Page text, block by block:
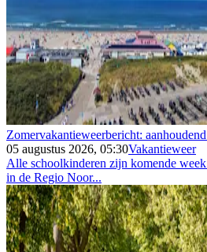
Zomervakantieweerbericht:
05 augustus 2026, 05:30Vakantieweer
Alle schoolkinderen zijn komende
in de Regio Noor...